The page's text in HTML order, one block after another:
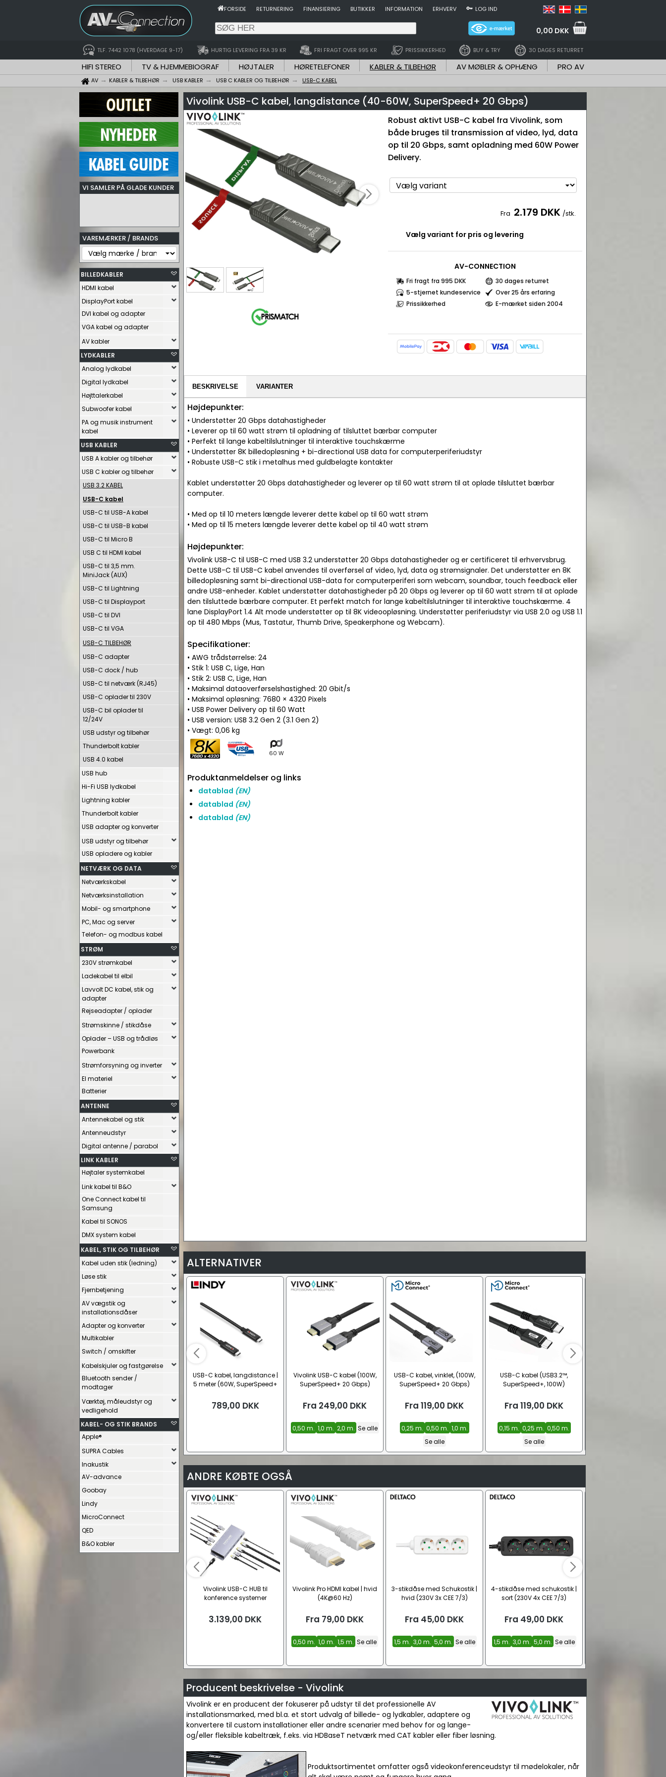
FORSIDE RETURNERING FINANSIERING BUTIKKER INFORMATION ERHVERV LOG IND
0,00 DKK
TLF. 7442 1078 (HVERDAGE 9-17) HURTIG LEVERING FRA 39 KR FRI FRAGT OVER 995 KR PRISSIKKERHED BUY & TRY 30 DAGES RETURRET
HIFI STEREO TV & HJEMMEBIOGRAF HØJTALER HØRETELEFONER KABLER & TILBEHØR AV MØBLER & OPHÆNG PRO AV
AV KABLER & TILBEHØR USB KABLER USB C KABLER OG TILBEHØR USB-C KABEL
VI SAMLER PÅ GLADE KUNDER
VAREMÆRKER / BRANDS
BILLEDKABLER
HDMI kabel
DisplayPort kabel
DVI kabel og adapter
VGA kabel og adapter
AV kabler
LYDKABLER
Analog lydkabel
Digital lydkabel
Højttalerkabel
Subwoofer kabel
PA og musik instrument
kabel
USB KABLER
USB A kabler og tilbehør
USB C kabler og tilbehør
USB 3.2 KABEL
USB-C kabel
USB-C til USB-A kabel
USB-C til USB-B kabel
USB-C til Micro B
USB C til HDMI kabel
USB-C til 3,5 mm.
MiniJack (AUX)
USB-C til Lightning
USB-C til Displayport
USB-C til DVI
USB-C til VGA
USB-C TILBEHØR
USB-C adapter
USB-C dock / hub
USB-C til netværk (RJ45)
USB-C oplader til 230V
USB-C bil oplader til
12/24V
USB udstyr og tilbehør
Thunderbolt kabler
USB 4.0 kabel
USB hub
Hi-Fi USB lydkabel
Lightning kabler
Thunderbolt kabler
USB adapter og konverter
USB udstyr og tilbehør
USB opladere og kabler
NETVÆRK OG DATA
Netværkskabel
Netværksinstallation
Mobil- og smartphone
PC, Mac og server
Telefon- og modbus kabel
STRØM
230V strømkabel
Ladekabel til elbil
Lavvolt DC kabel, stik og
adapter
Rejseadapter / oplader
Strømskinne / stikdåse
Oplader – USB og trådløs
Powerbank
Strømforsyning og inverter
El materiel
Batterier
ANTENNE
Antennekabel og stik
Antenneudstyr
Digital antenne / parabol
LINK KABLER
Højtaler systemkabel
Link kabel til B&O
One Connect kabel til
Samsung
Kabel til SONOS
DMX system kabel
KABEL, STIK OG TILBEHØR
Kabel uden stik (ledning)
Løse stik
Fjernbetjening
AV vægstik og
installationsdåser
Adapter og konverter
Multikabler
Switch / omskifter
Kabelskjuler og fastgørelse
Bluetooth sender /
modtager
Værktøj, måleudstyr og
vedligehold
KABEL- OG STIK BRANDS
Apple®
SUPRA Cables
Inakustik
AV-advance
Goobay
Lindy
MicroConnect
QED
B&O kabler
Vivolink USB-C kabel, langdistance (40-60W, SuperSpeed+ 20 Gbps)
Robust aktivt USB-C kabel fra Vivolink, som
både bruges til transmission af video, lyd, data
op til 20 Gbps, samt opladning med 60W Power
Delivery.
Fra 2.179 DKK /stk.
Vælg variant for pris og levering
AV-CONNECTION
Fri fragt fra 995 DKK
30 dages returret
5-stjernet kundeservice
Over 25 års erfaring
Prissikkerhed
E-mærket siden 2004
BESKRIVELSE VARIANTER
Højdepunkter:
• Understøtter 20 Gbps datahastigheder
• Leverer op til 60 watt strøm til opladning af tilsluttet bærbar computer
• Perfekt til lange kabeltilslutninger til interaktive touchskærme
• Understøtter 8K billedopløsning + bi-directional USB data for computerperiferiudstyr
• Robuste USB-C stik i metalhus med guldbelagte kontakter
Kablet understøtter 20 Gbps datahastigheder og leverer op til 60 watt strøm til at oplade tilsluttet bærbar
computer.
• Med op til 10 meters længde leverer dette kabel op til 60 watt strøm
• Med op til 15 meters længde leverer dette kabel op til 40 watt strøm
Højdepunkter:
Vivolink USB-C til USB-C med USB 3.2 understøtter 20 Gbps datahastigheder og er certificeret til erhvervsbrug.
Dette USB-C til USB-C kabel anvendes til overførsel af video, lyd, data og strømsignaler. Det understøtter en 8K
billedopløsning samt bi-directional USB-data for computerperiferi som webcam, soundbar, touch feedback eller
andre USB-enheder. Kablet understøtter datahastigheder på 20 Gbps og leverer op til 60 watt strøm til at oplade
den tilsluttede bærbare computer. Et perfekt match for lange kabeltilslutninger til interaktive touchskærme. 4
lane DisplayPort 1.4 Alt mode understøtter op til 8K videoopløsning. Understøtter periferiudstyr via USB 2.0 og USB 1.1
op til 480 Mbps (Mus, Tastatur, Thumb Drive, Speakerphone og Webcam).
Specifikationer:
• AWG trådstørrelse: 24
• Stik 1: USB C, Lige, Han
• Stik 2: USB C, Lige, Han
• Maksimal dataoverførselshastighed: 20 Gbit/s
• Maksimal opløsning: 7680 × 4320 Pixels
• USB Power Delivery op til 60 Watt
• USB version: USB 3.2 Gen 2 (3.1 Gen 2)
• Vægt: 0,06 kg
60 W
Produktanmeldelser og links
datablad (EN)
datablad (EN)
datablad (EN)
ALTERNATIVER
USB-C kabel, langdistance |
5 meter (60W, SuperSpeed+
789,00 DKK
Vivolink USB-C kabel (100W,
SuperSpeed+ 20 Gbps)
Fra 249,00 DKK
0,50 m. 1,0 m. 2,0 m. Se alle
USB-C kabel, vinklet, (100W,
SuperSpeed+ 20 Gbps)
Fra 119,00 DKK
0,25 m. 0,50 m. 1,0 m.
Se alle
USB-C kabel (USB3.2™,
SuperSpeed+, 100W)
Fra 119,00 DKK
0,15 m. 0,25 m. 0,50 m.
Se alle
ANDRE KØBTE OGSÅ
Vivolink USB-C HUB til
konference systemer
3.139,00 DKK
Vivolink Pro HDMI kabel | hvid
(4K@60 Hz)
Fra 79,00 DKK
0,50 m. 1,0 m. 1,5 m. Se alle
3-stikdåse med Schukostik |
hvid (230V 3x CEE 7/3)
Fra 45,00 DKK
1,5 m. 3,0 m. 5,0 m. Se alle
4-stikdåse med schukostik |
sort (230V 4x CEE 7/3)
Fra 49,00 DKK
1,5 m. 3,0 m. 5,0 m. Se alle
Producent beskrivelse - Vivolink
Vivolink er en producent der fokuserer på udstyr til det professionelle AV
installationsmarked, med bl.a. et stort udvalg af billede- og lydkabler, adaptere og
konvertere til custom installationer eller andre scenarier med behov for og lange-
og/eller fleksible kabeltræk, f.eks. via HDBaseT netværk med CAT kabler eller fiber løsning.
Produktsortimentet omfatter også videokonferenceudstyr til mødelokaler, når